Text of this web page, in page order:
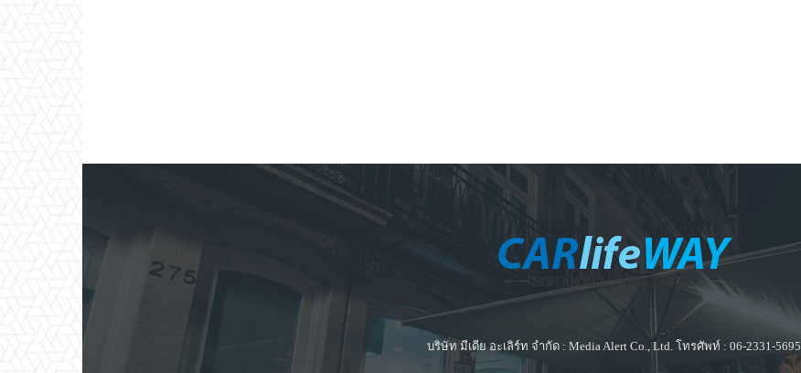
บริษัท มีเดีย อะเลิร์ท จำกัด : Media Alert Co., Ltd. โทรศัพท์ : 06-2331-5695